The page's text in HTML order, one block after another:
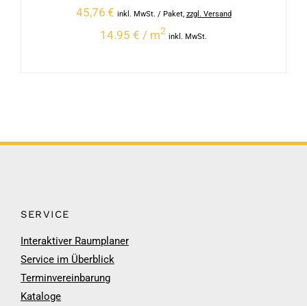
45,76 € inkl. MwSt. / Paket, zzgl. Versand
14.95 € / m2
inkl. MwSt.
SERVICE
Interaktiver Raumplaner
Service im Überblick
Terminvereinbarung
Kataloge